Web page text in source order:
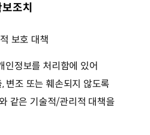
조치
보호 대책
인정보를 처리함에 있어
변조 또는 훼손되지 않도록
같은 기술적/관리적 대책을